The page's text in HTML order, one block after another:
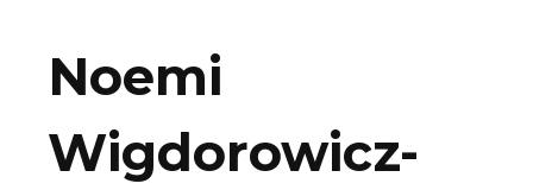
Noemi
Wigdorowicz-